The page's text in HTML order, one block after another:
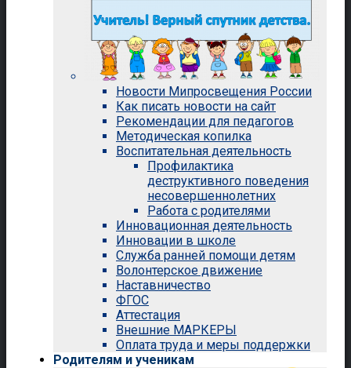
Новости Мипросвещения России
Как писать новости на сайт
Рекомендации для педагогов
Методическая копилка
Воспитательная деятельность
Профилактика
деструктивного поведения
несовершеннолетних
Работа с родителями
Инновационная деятельность
Инновации в школе
Служба ранней помощи детям
Волонтерское движение
Наставничество
ФГОС
Аттестация
Внешние МАРКЕРЫ
Оплата труда и меры поддержки
Родителям и ученикам